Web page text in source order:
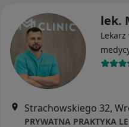
lek.
Strachowskiego 32,